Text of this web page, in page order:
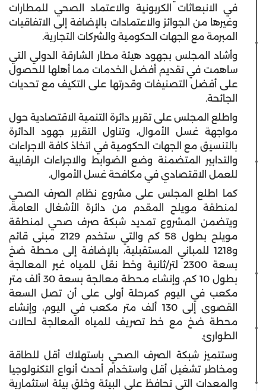
في الانبعاثات الكربونية والاعتماد الصحي للمطارات
وغيرها من الجوائز والاعتمادات بالإضافة إلى الاتفاقيات
المبرمة مع الجهات الحكومية والشركات التجارية.
وأشاد المجلس بجهود هيئة مطار الشارقة الدولي التي
ساهمت في تقديم أفضل الخدمات مما أهلها للحصول
على أفضل التصنيفات وقدرتها على التكيف مع تحديات
الجائحة.
واطلع المجلس على تقرير دائرة التنمية الاقتصادية حول
مواجهة غسل الأموال، وتناول التقرير جهود الدائرة
بالتنسيق مع الجهات الحكومية في اتخاذ كافة الاجراءات
والتدابير المتضمنة وضع الضوابط والاجراءات الرقابية
للعمل الاقتصادي في مكافحة غسل الأموال.
كما اطلع المجلس على مشروع نظام الصرف الصحي
لمنطقة مويلح المقدم من دائرة الأشغال العامة،
ويتضمن المشروع تمديد شبكة صرف صحي لمنطقة
مويلح بطول 58 كم والتي ستخدم 2129 مبنى قائم
و1218 للمباني المستقبلية، بالإضافة إلى محطة ضخ
بسعة 2300 لتر/ثانية وخط نقل للمياه غير المعالجة
بطول 10 كم، وإنشاء محطة معالجة بسعة 30 ألف متر
مكعب في اليوم كمرحلة أولى على أن تصل السعة
القصوى إلى 130 ألف متر مكعب في اليوم، وإنشاء
محطة ضخ مع خط تصريف للمياه المعالجة لحالات
الطوارئ.
وستتميز شبكة الصرف الصحي باستهلاك أقل للطاقة
ومخاطر تشغيل أقل واستخدام أحدث أنواع التكنولوجيا
والمعدات التي تحافظ على البيئة وخلق بيئة استثمارية